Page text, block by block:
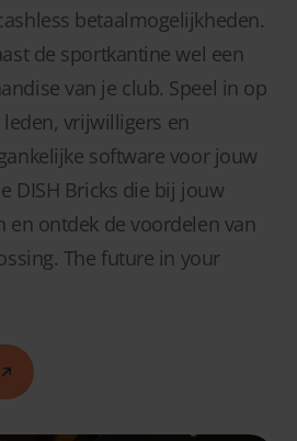
betaalmogelijkheden.
de sportkantine wel een
van je club. Speel in op
vrijwilligers en
software voor jouw
DISH Bricks die bij jouw
en ontdek de voordelen van
The future in your